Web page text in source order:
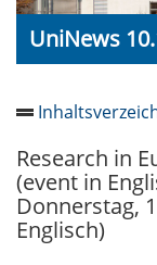
UniNews
Beschäftigte /
10.1
Research in
(event in
Donnerstag,
Englisch)